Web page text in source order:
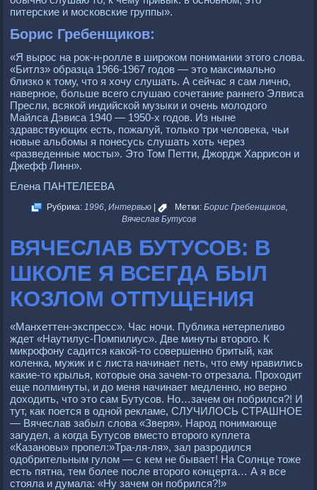
питерские и московские группы».
Борис Гребенщиков:
«Я вырос на рок-н-ролле в широком понимании этого слова.
«Битлз» образца 1966-1967 годов — это максимально
близко к тому, что я хочу слушать. А сейчас я сам лично,
наверное, больше всего слушаю сочетание раннего Элвиса
Пресли, всякой индийской музыки и очень молодого
Майлса Дэвиса 1940 — 1950-х годов. Из ныне
здравствующих есть, пожалуй, только три человека, чьи
новые альбомы я понесусь слушать хоть через
«разведенные мосты». Это Том Петти, Джордж Харрисон и
Джефф Линн».
Елена ПАНТЕЛЕЕВА
Рубрика: 1996, Интервью Метки: Борис Гребенщиков,
Вячеслав Бутусов
ВЯЧЕСЛАВ БУТУСОВ: В
ШКОЛЕ Я ВСЕГДА БЫЛ
КОЗЛОМ ОТПУЩЕНИЯ
«Манхеттен-экспресс». Час ночи. Публика нетерпеливо
ждет «Наутилус-Помпилиус». Две минуты второго. К
микрофону садится какой-то совершенно бритый, как
коленка, мужик и с листа начинает петь, что ему нравились
какие-то крылья, которые она зачем-то отрезала. Проходит
еще полминуты, и до меня начинает медленно, но верно
доходить, что это сам Бутусов. Но…зачем он побрился?! И
тут, как поется в одной рекламе, СЛУЧИЛОСЬ СТРАШНОЕ
— Вячеслав забыл слова «Зверя». Народ понимающе
загудел, а когда Бутусов вместо второго куплета
«Казановы» пропел:»Тра-ля-ля», зал разродился
одобрительным гулом — с кем не бывает! На Солнце тоже
есть пятна, тем более после второго концерта… А я все
стояла и думала: «Ну зачем он побрился?!»